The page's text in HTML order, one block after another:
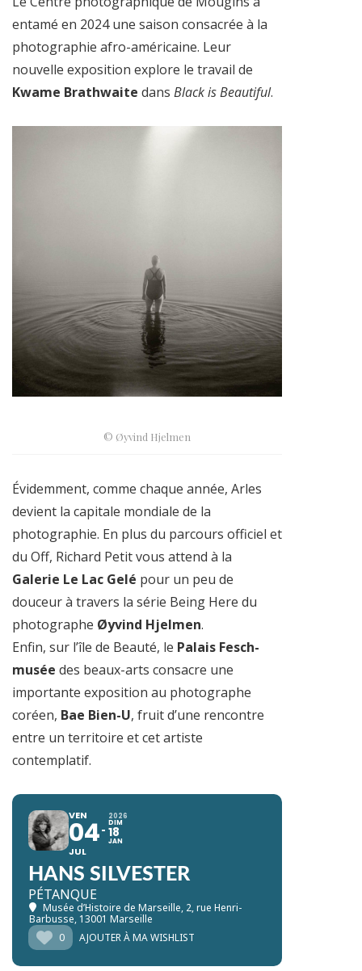
entamé en 2024 une saison consacrée à la
photographie afro-américaine. Leur
nouvelle exposition explore le travail de
Kwame Brathwaite dans Black is Beautiful.
© Øyvind Hjelmen
Évidemment, comme chaque année, Arles
devient la capitale mondiale de la
photographie. En plus du parcours officiel et
du Off, Richard Petit vous attend à la
Galerie Le Lac Gelé pour un peu de
douceur à travers la série Being Here du
photographe Øyvind Hjelmen.
Enfin, sur l’île de Beauté, le Palais Fesch-
musée des beaux-arts consacre une
importante exposition au photographe
coréen, Bae Bien-U, fruit d’une rencontre
entre un territoire et cet artiste
contemplatif.
VEN
04
JUL
2026
DIM
18
JAN
HANS SILVESTER
PÉTANQUE
Musée d’Histoire de Marseille, 2, rue Henri-
Barbusse, 13001 Marseille
0
AJOUTER À MA WISHLIST